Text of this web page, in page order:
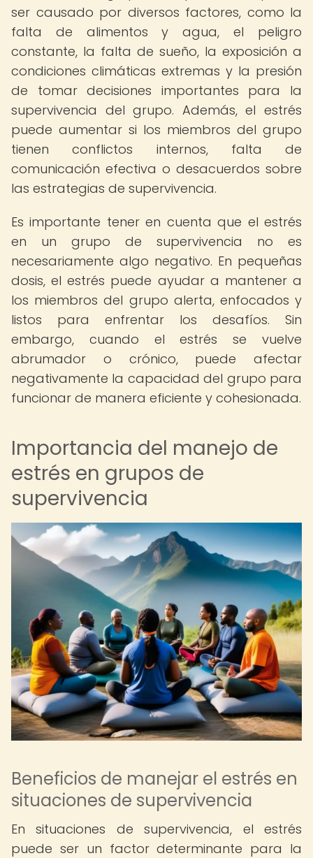
ser causado por diversos factores, como la
falta de alimentos y agua, el peligro
constante, la falta de sueño, la exposición a
condiciones climáticas extremas y la presión
de tomar decisiones importantes para la
supervivencia del grupo. Además, el estrés
puede aumentar si los miembros del grupo
tienen conflictos internos, falta de
comunicación efectiva o desacuerdos sobre
las estrategias de supervivencia.
Es importante tener en cuenta que el estrés
en un grupo de supervivencia no es
necesariamente algo negativo. En pequeñas
dosis, el estrés puede ayudar a mantener a
los miembros del grupo alerta, enfocados y
listos para enfrentar los desafíos. Sin
embargo, cuando el estrés se vuelve
abrumador o crónico, puede afectar
negativamente la capacidad del grupo para
funcionar de manera eficiente y cohesionada.
Importancia del manejo de
estrés en grupos de
supervivencia
Beneficios de manejar el estrés en
situaciones de supervivencia
En situaciones de supervivencia, el estrés
puede ser un factor determinante para la